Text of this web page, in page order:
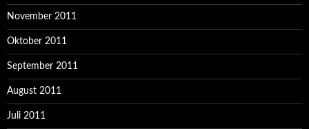
November 2011
Oktober 2011
September 2011
August 2011
Juli 2011